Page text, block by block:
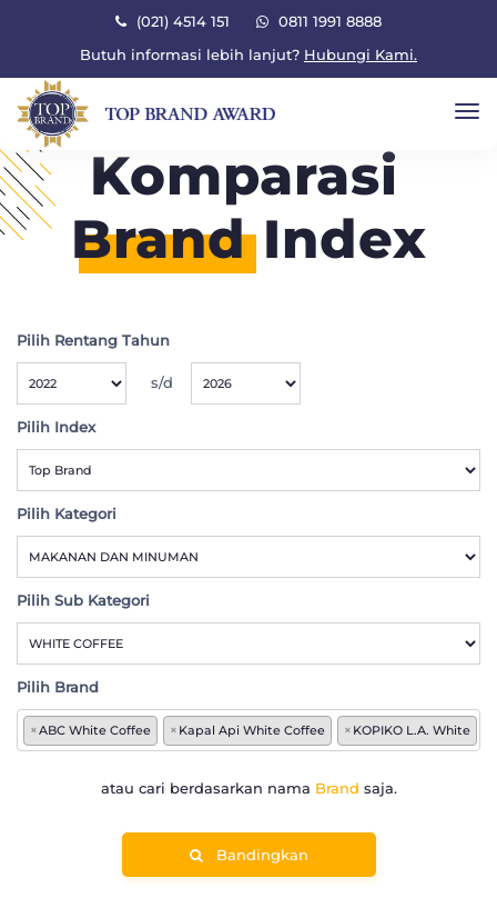
(021) 4514 151
0811 1991 8888
Butuh informasi lebih lanjut? Hubungi Kami.
Komparasi
Brand Index
Pilih Rentang Tahun
s/d
Pilih Index
Pilih Kategori
Pilih Sub Kategori
Pilih Brand
×ABC White Coffee × Kapal Api White Coffee × KOPIKO L.A. White
atau cari berdasarkan nama Brand saja.
Bandingkan